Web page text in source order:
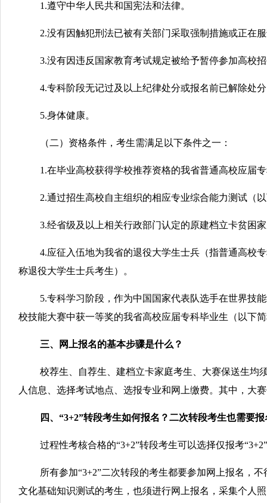
1.遵守中华人民共和国宪法和法律。
2.没有因触犯刑法已被有关部门采取强制措施或正在
3.没有因违反国家教育考试规定被给予暂停参加高校
4.专科阶段无记过及以上纪律处分或报名前已解除处
5.身体健康。
（二）资格条件，考生需满足以下条件之一：
1.在毕业高校获得学校推荐资格的我省普通高校应届
2.通过招生高校自主组织的相应专业综合能力测试（
3.经省级及以上相关行政部门认定的原建档立卡贫困
4.应征入伍地为我省的退役大学生士兵（指普通高校
称退役大学生士兵考生）。
5.专科学习阶段，作为中国国家代表队选手在世界技
校技能大赛中获一等奖的我省高校应届专科毕业生（以下
三、网上报名的基本步骤是什么？
校荐生、自荐生、建档立卡家庭考生、大赛保送生均
人信息、选择考试地点、选报专业和网上缴费。其中，大
四、“3+2”转段考生如何报名？二次转段考生也需要
过程性考核合格的“3+2”转段考生可以选择仅报考
所有参加“3+2”二次转段的考生都要参加网上报名，
文化基础知识测试的考生，也须进行网上报名，采集个人